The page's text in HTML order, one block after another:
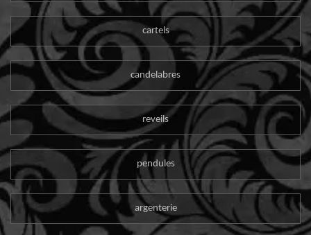
cartels
candelabres
reveils
pendules
argenterie